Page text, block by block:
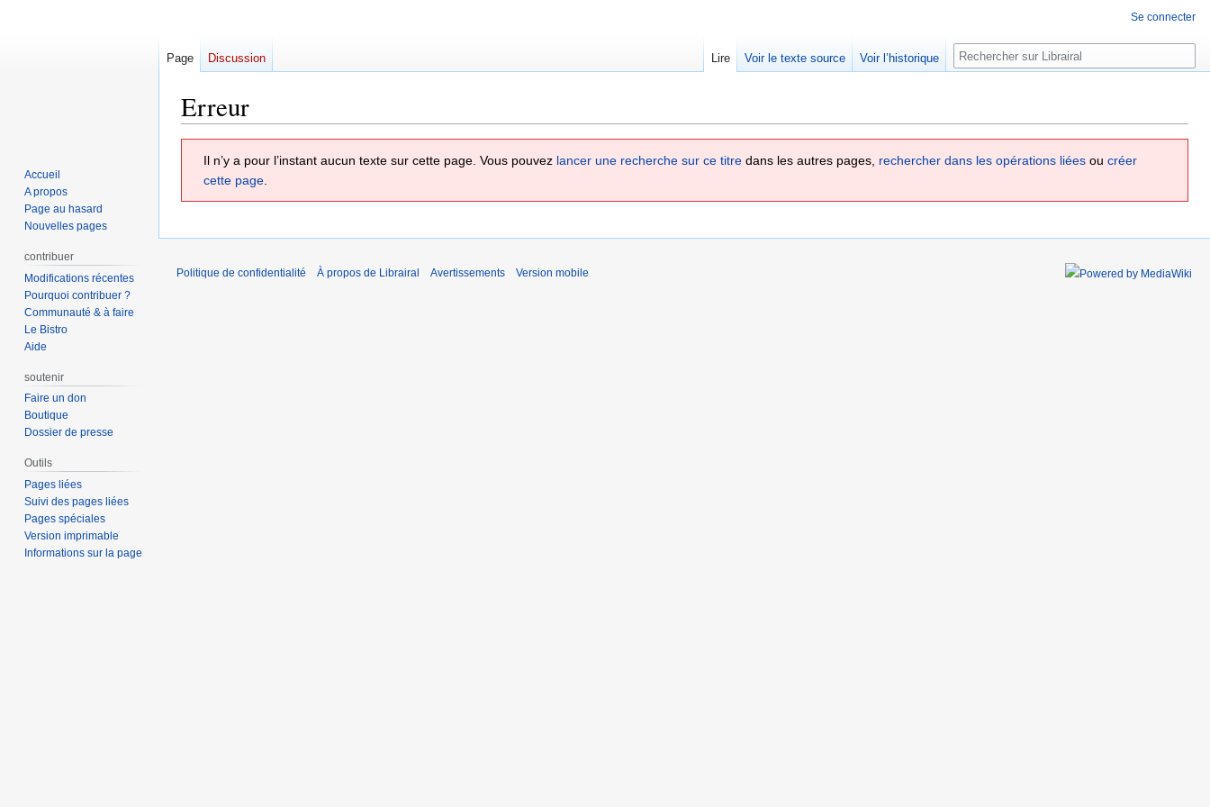
Erreur
Il n’y a pour l’instant aucun texte sur cette page. Vous pouvez lancer une recherche sur ce titre dans les autres pages, rechercher dans les opérations liées ou créer
cette page.
Se connecter
Page Discussion Lire Voir le texte source Voir l’historique Rechercher
Accueil
A propos
Page au hasard
Nouvelles pages
contribuer
Modifications récentes
Pourquoi contribuer ?
Communauté & à faire
Le Bistro
Aide
soutenir
Faire un don
Boutique
Dossier de presse
Outils
Pages liées
Suivi des pages liées
Pages spéciales
Version imprimable
Informations sur la page
Politique de confidentialité À propos de Librairal Avertissements Version mobile